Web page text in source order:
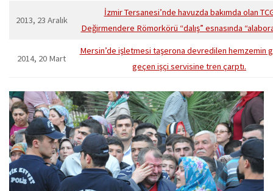
2013, 23 Aralık
İzmir Tersanesi’nde havuzda bakımda olan
Değirmendere Römorkörü “dalış” esnasında
2014, 20 Mart
Mersin’de işletmesi taşerona devredilen hemzemin
geçen işçi servisine tren çarptı.